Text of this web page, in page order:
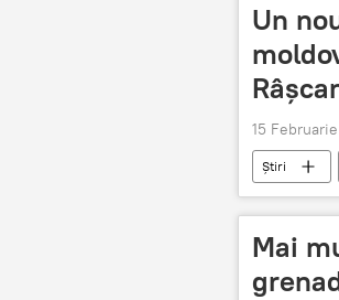
Un
15
Știri
Partidul
Mai